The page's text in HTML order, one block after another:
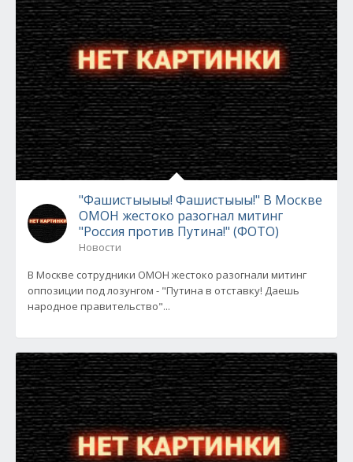
"Фашистыыыы! Фашистыыы!" В Москве
ОМОН жестоко разогнал митинг
"Россия против Путина!" (ФОТО)
Новости
В Москве сотрудники ОМОН жестоко разогнали митинг
оппозиции под лозунгом - "Путина в отставку! Даешь
народное правительство"...